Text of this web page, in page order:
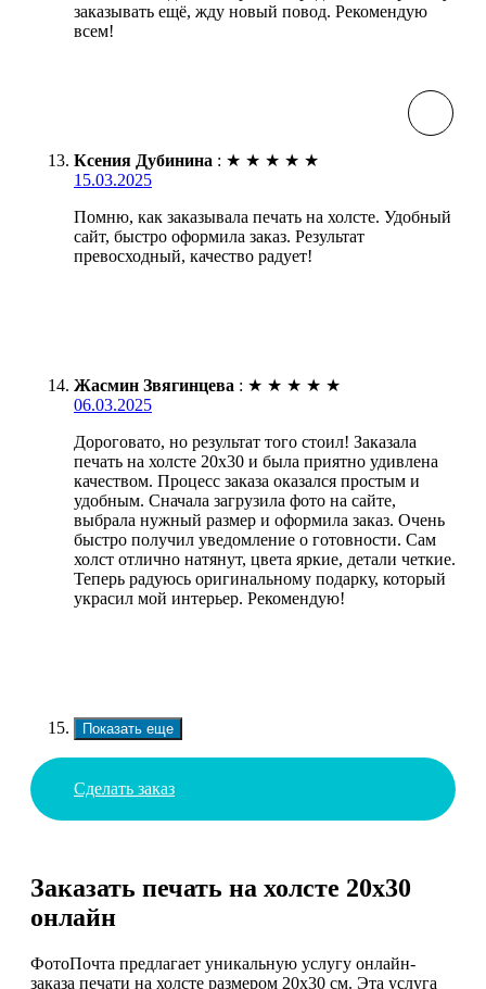
заказывать ещё, жду новый повод. Рекомендую
всем!
Ксения Дубинина : ★ ★ ★ ★ ★
15.03.2025
Помню, как заказывала печать на холсте. Удобный
сайт, быстро оформила заказ. Результат
превосходный, качество радует!
Жасмин Звягинцева : ★ ★ ★ ★ ★
06.03.2025
Дороговато, но результат того стоил! Заказала
печать на холсте 20х30 и была приятно удивлена
качеством. Процесс заказа оказался простым и
удобным. Сначала загрузила фото на сайте,
выбрала нужный размер и оформила заказ. Очень
быстро получил уведомление о готовности. Сам
холст отлично натянут, цвета яркие, детали четкие.
Теперь радуюсь оригинальному подарку, который
украсил мой интерьер. Рекомендую!
Показать еще
Сделать заказ
Заказать печать на холсте 20х30
онлайн
ФотоПочта предлагает уникальную услугу онлайн-
заказа печати на холсте размером 20х30 см. Эта услуга